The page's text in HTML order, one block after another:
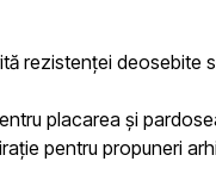
rezistenței deosebite
placarea și
pentru propuneri